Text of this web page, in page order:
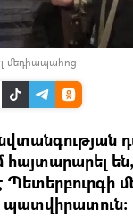
մեդիապահոց
հայտարարել
Պետերբուրգի
պատվիրատուն։